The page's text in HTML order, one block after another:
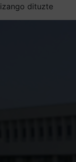
izango dituzte